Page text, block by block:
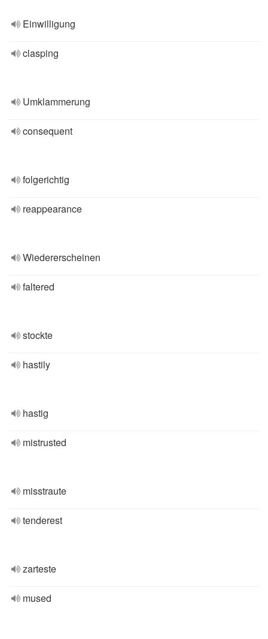
Einwilligung
clasping
Umklammerung
consequent
folgerichtig
reappearance
Wiedererscheinen
faltered
stockte
hastily
hastig
mistrusted
misstraute
tenderest
zarteste
mused